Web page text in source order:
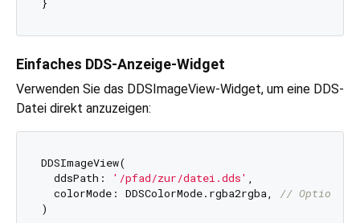
Einfaches DDS-Anzeige-Widget
Verwenden Sie das DDSImageView-Widget, um eine DDS-
Datei direkt anzuzeigen:
DDSImageView(
  ddsPath:
'/pfad/zur/datei.dds' ,
  colorMode: DDSColorMode.rgba2rgba,
// Optional: